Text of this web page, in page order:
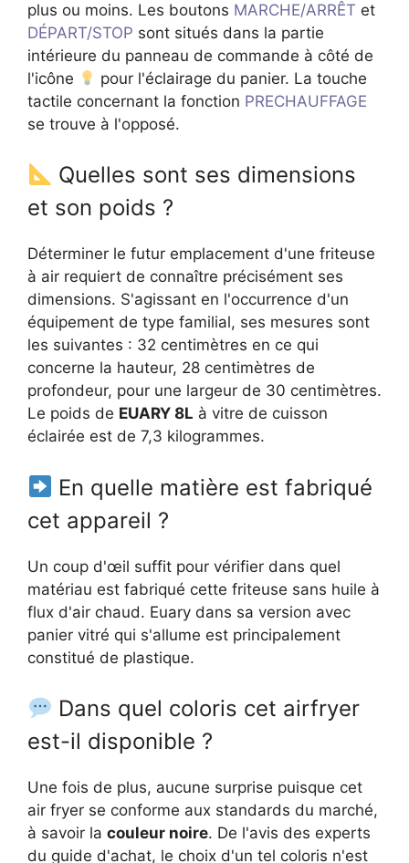
plus ou moins. Les boutons MARCHE/ARRÊT et
DÉPART/STOP sont situés dans la partie
intérieure du panneau de commande à côté de
l'icône
pour l'éclairage du panier. La touche
tactile concernant la fonction PRECHAUFFAGE
se trouve à l'opposé.
Quelles sont ses dimensions
et son poids ?
Déterminer le futur emplacement d'une friteuse
à air requiert de connaître précisément ses
dimensions. S'agissant en l'occurrence d'un
équipement de type familial, ses mesures sont
les suivantes : 32 centimètres en ce qui
concerne la hauteur, 28 centimètres de
profondeur, pour une largeur de 30 centimètres.
Le poids de EUARY 8L à vitre de cuisson
éclairée est de 7,3 kilogrammes.
En quelle matière est fabriqué
cet appareil ?
Un coup d'œil suffit pour vérifier dans quel
matériau est fabriqué cette friteuse sans huile à
flux d'air chaud. Euary dans sa version avec
panier vitré qui s'allume est principalement
constitué de plastique.
Dans quel coloris cet airfryer
est-il disponible ?
Une fois de plus, aucune surprise puisque cet
air fryer se conforme aux standards du marché,
à savoir la couleur noire. De l'avis des experts
du guide d'achat, le choix d'un tel coloris n'est